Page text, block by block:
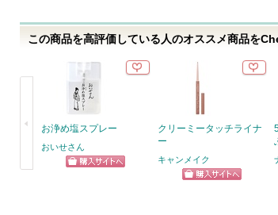
登
録
さ
この商品を高評価している人のオススメ商品を
お浄め塩スプレー
おいせさん
クリーミータッチライナ
ー
キャンメイク